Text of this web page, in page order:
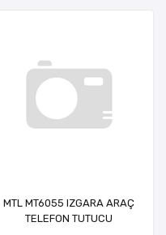
MTL MT6055 IZGARA ARAÇ
TELEFON TUTUCU